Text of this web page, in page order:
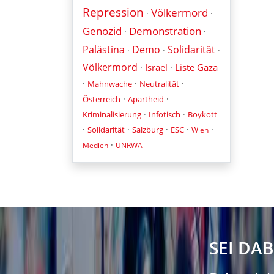
Repression · Völkermord ·
Genozid · Demonstration ·
Palästina · Demo · Solidarität ·
Völkermord · Israel · Liste Gaza
· Mahnwache · Neutralität ·
Österreich · Apartheid ·
Kriminalisierung · Infotisch · Boykott
· Solidarität · Salzburg · ESC · Wien ·
Medien · UNRWA
SEI